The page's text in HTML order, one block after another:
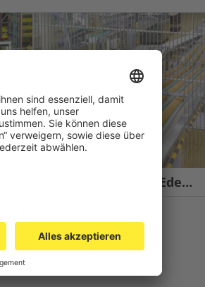
Maschinenschutz Edelstahl